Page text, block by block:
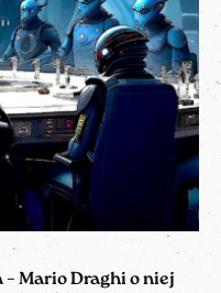
Mario Draghi o niej